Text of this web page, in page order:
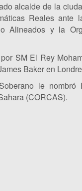
alcalde de la
Reales ante
Alineados y la
SM El Rey
Baker en
le nombró
(CORCAS).